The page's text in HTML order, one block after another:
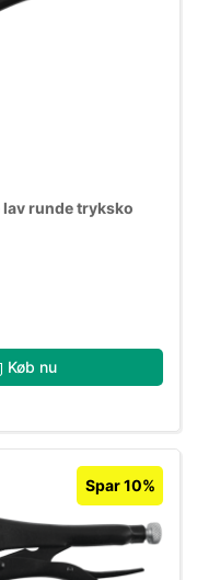
lav runde tryksko
Køb nu
Spar 10%